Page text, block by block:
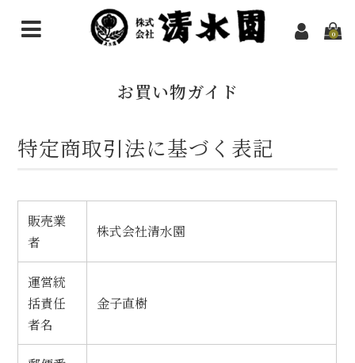
0
煎茶
抹茶
ほうじ茶粉末（パウダー）
ギフトセット
ようかん
お買い物ガイド
特定商取引法に基づく表記
販売業
者
株式会社清水園
運営統
括責任
者名
金子直樹